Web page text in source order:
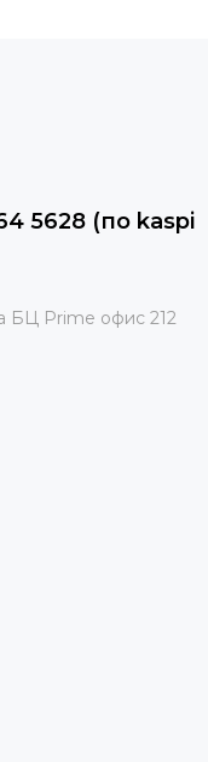
5628 (по kaspi
БЦ Prime офис 212